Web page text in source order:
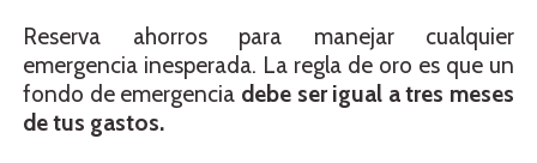
Reserva ahorros para manejar cualquier
emergencia inesperada. La regla de oro es que un
fondo de emergencia debe ser igual a tres meses
de tus gastos.